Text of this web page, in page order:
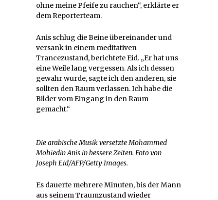
ohne meine Pfeife zu rauchen“, erklärte er
dem Reporterteam.
Anis schlug die Beine übereinander und
versank in einem meditativen
Trancezustand, berichtete Eid. „Er hat uns
eine Weile lang vergessen. Als ich dessen
gewahr wurde, sagte ich den anderen, sie
sollten den Raum verlassen. Ich habe die
Bilder vom Eingang in den Raum
gemacht.“
Die arabische Musik versetzte Mohammed
Mohiedin Anis in bessere Zeiten. Foto von
Joseph Eid/AFP/Getty Images.
Es dauerte mehrere Minuten, bis der Mann
aus seinem Traumzustand wieder